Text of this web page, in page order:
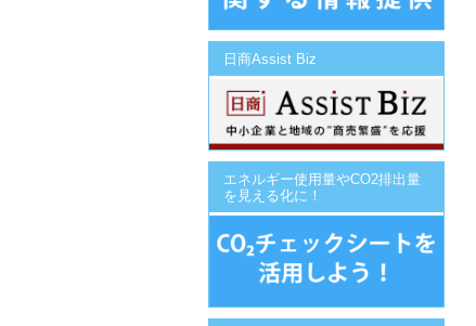
日商Assist Biz
エネルギー使用量やCO2排出量
を見える化に！